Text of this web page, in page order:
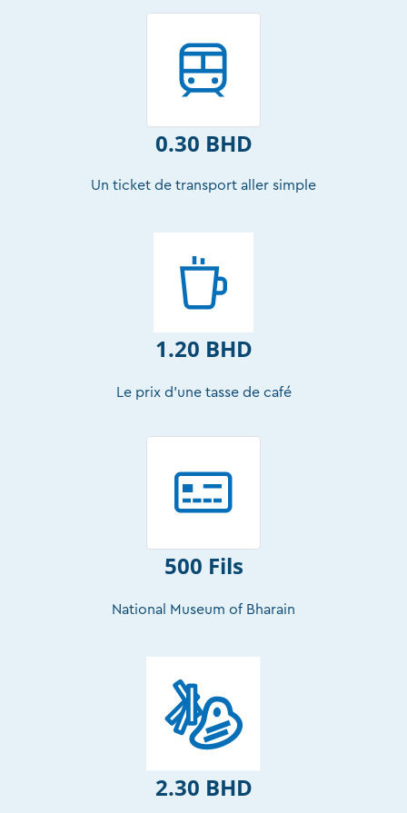
0.30 BHD
Un ticket de transport aller simple
1.20 BHD
Le prix d'une tasse de café
500 Fils
National Museum of Bharain
2.30 BHD